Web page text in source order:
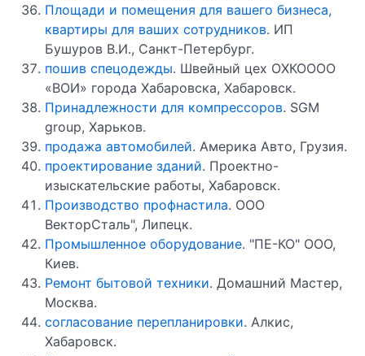
Площади и помещения для вашего бизнеса,
квартиры для ваших сотрудников. ИП
Бушуров В.И., Санкт-Петербург.
пошив спецодежды. Швейный цех ОХКОООО
«ВОИ» города Хабаровска, Хабаровск.
Принадлежности для компрессоров. SGM
group, Харьков.
продажа автомобилей. Америка Авто, Грузия.
проектирование зданий. Проектно-
изыскательские работы, Хабаровск.
Производство профнастила. ООО
ВекторСталь", Липецк.
Промышленное оборудование. "ПЕ-КО" ООО,
Киев.
Ремонт бытовой техники. Домашний Мастер,
Москва.
согласование перепланировки. Алкис,
Хабаровск.